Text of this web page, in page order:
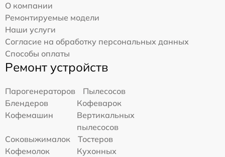
О компании
Ремонтируемые модели
Наши услуги
Согласие на обработку персональных данных
Способы оплаты
Ремонт устройств
Парогенераторов
Пылесосов
Блендеров
Кофеварок
Кофемашин
Вертикальных
пылесосов
Соковыжималок
Тостеров
Кофемолок
Кухонных